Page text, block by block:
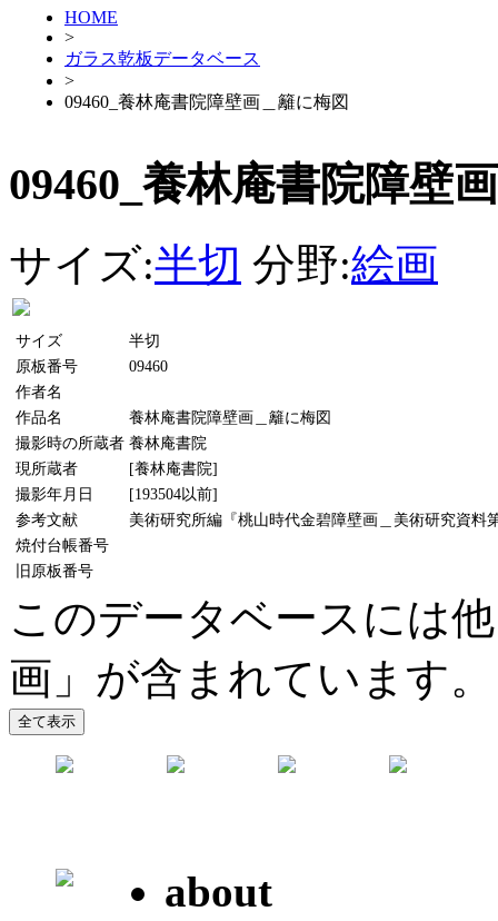
HOME
>
ガラス乾板データベース
>
09460_養林庵書院障壁画＿籬に梅図
09460_養林庵書院障壁
サイズ:半切 分野:絵画
サイズ
半切
原板番号
09460
作者名
作品名
養林庵書院障壁画＿籬に梅図
撮影時の所蔵者 養林庵書院
現所蔵者
[養林庵書院]
撮影年月日
[193504以前]
参考文献
美術研究所編『桃山時代金碧障壁画＿美術研究資料
焼付台帳番号
旧原板番号
このデータベースには
画」が含まれています。
about